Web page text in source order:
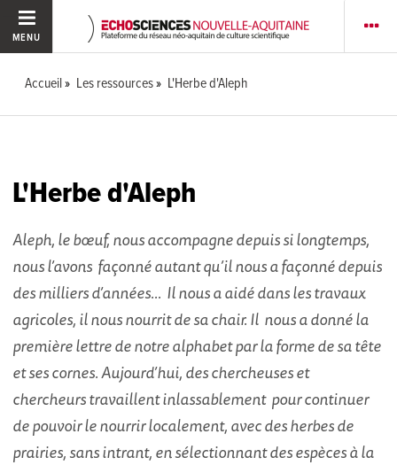
MENU
Accueil Les ressources L'Herbe d'Aleph
L'Herbe d'Aleph
Aleph, le bœuf, nous accompagne depuis si longtemps,
nous l’avons façonné autant qu’il nous a façonné depuis
des milliers d’années… Il nous a aidé dans les travaux
agricoles, il nous nourrit de sa chair. Il nous a donné la
première lettre de notre alphabet par la forme de satête
et ses cornes.Aujourd’hui, des chercheuses et
chercheurs travaillent inlassablement pour continuer
de pouvoir le nourrir localement, avec des herbes de
prairies, sans intrant, en sélectionnant des espèces à la